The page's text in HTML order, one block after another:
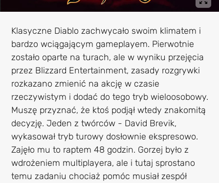
Klasyczne Diablo zachwycało swoim klimatem i
bardzo wciągającym gameplayem. Pierwotnie
zostało oparte na turach, ale w wyniku przejęcia
przez Blizzard Entertainment, zasady rozgrywki
rozkazano zmienić na akcję w czasie
rzeczywistym i dodać do tego tryb wieloosobowy.
Muszę przyznać, że ktoś podjął wtedy znakomitą
decyzję. Jeden z twórców - David Brevik,
wykasował tryb turowy dosłownie ekspresowo.
Zajęło mu to raptem 48 godzin. Gorzej było z
wdrożeniem multiplayera, ale i tutaj sprostano
temu zadaniu chociaż pomóc musiał zespół